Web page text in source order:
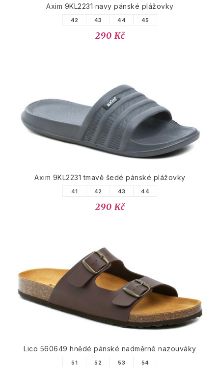
Axim 9KL2231 navy pánské plážovky
42 43 44 45
290 Kč
Axim 9KL2231 tmavě šedé pánské plážovky
41 42 43 44
290 Kč
Lico 560649 hnědé pánské nadměrné nazouváky
51 52 53 54